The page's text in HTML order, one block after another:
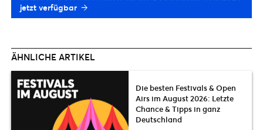
jetzt verfügbar
ÄHNLICHE ARTIKEL
Die besten Festivals & Open
Airs im August 2026: Letzte
Chance & Tipps in ganz
Deutschland